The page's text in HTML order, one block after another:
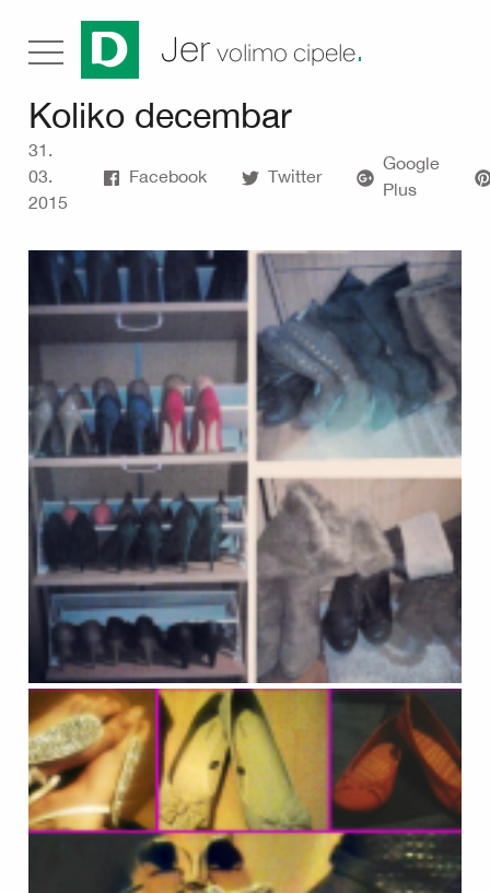
Jer volimo cipele.
Koliko decembar
31.
03.
2015
Facebook Twitter
Google
Plus